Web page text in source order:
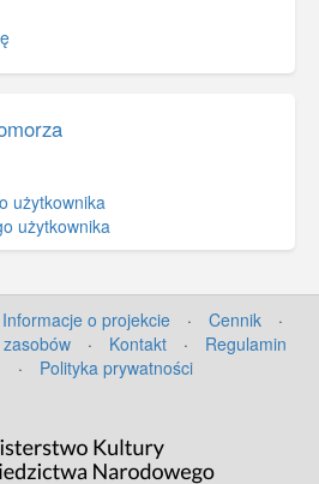
użytkownika
użytkownika
Informacje o projekcie · Cennik
·
· Kontakt ·
Regulamin
· Polityka prywatności